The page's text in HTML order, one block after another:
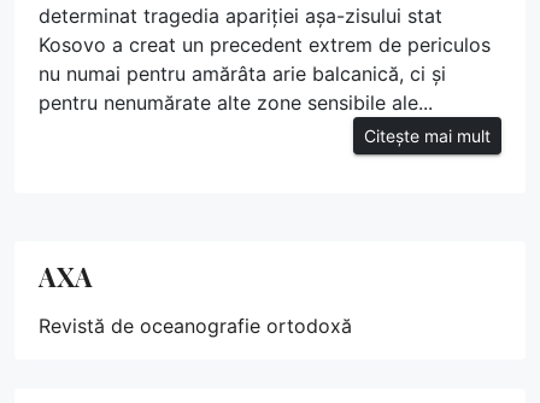
determinat tragedia apariției așa-zisului stat
Kosovo a creat un precedent extrem de periculos
nu numai pentru amărâta arie balcanică, ci și
pentru nenumărate alte zone sensibile ale...
Citește mai mult
AXA
Revistă de oceanografie ortodoxă